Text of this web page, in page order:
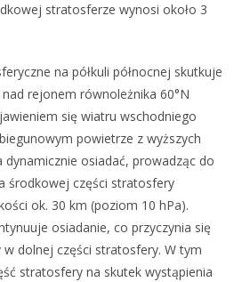
stratosferze wynosi około 3
na półkuli północnej skutkuje
rejonem równoleżnika 60°N
się wiatru wschodniego
powietrze z wyższych
osiadać, prowadząc do
środkowej części stratosfery
ok. 30 km (poziom 10 hPa).
osiadanie, co przyczynia się
dolnej części stratosfery. W tym
stratosfery na skutek wystąpienia